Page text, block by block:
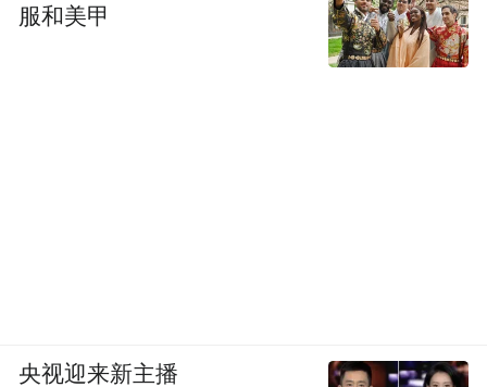
服和美甲
央视迎来新主播